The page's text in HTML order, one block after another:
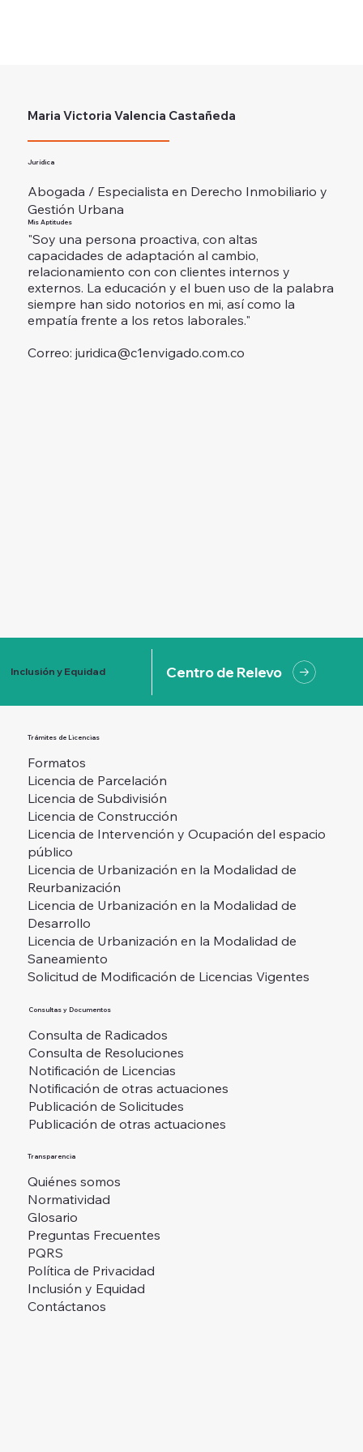
Maria Victoria Valencia Castañeda
Jurídica
Abogada / Especialista en Derecho Inmobiliario y
Gestión Urbana
Mis Aptitudes
"Soy una persona proactiva, con altas
capacidades de adaptación al cambio,
relacionamiento con con clientes internos y
externos. La educación y el buen uso de la palabra
siempre han sido notorios en mi, así como la
empatía frente a los retos laborales."
Correo:juridica@c1envigado.com.co
Inclusión y Equidad Centro de Relevo
Trámites de Licencias
Formatos
Licencia de Parcelación
Licencia de Subdivisión
Licencia de Construcción
Licencia de Intervención y Ocupación del espacio
público
Licencia de Urbanización en la Modalidad de
Reurbanización
Licencia de Urbanización en la Modalidad de
Desarrollo
Licencia de Urbanización en la Modalidad de
Saneamiento
Solicitud de Modificación de Licencias Vigentes
Consultas y Documentos
Consulta de Radicados
Consulta de Resoluciones
Notificación de Licencias
Notificación de otras actuaciones
Publicación de Solicitudes
Publicación de otras actuaciones
Transparencia
Quiénes somos
Normatividad
Glosario
Preguntas Frecuentes
PQRS
Política de Privacidad
Inclusión y Equidad
Contáctanos